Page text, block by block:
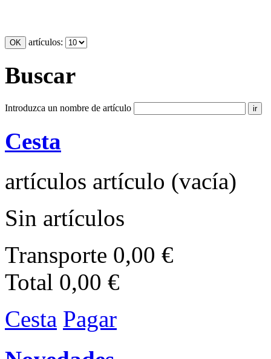
artículos:
Buscar
Introduzca un nombre de artículo
Cesta
artículos artículo (vacía)
Sin artículos
Transporte 0,00 €
Total 0,00 €
Cesta Pagar